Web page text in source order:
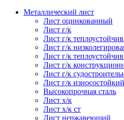
Металлический лист
Лист оцинкованный
Лист г/к
Лист г/к
Лист г/к
Лист г/к
Лист г/к
Лист г/к
Лист г/к износостойкий
Высокопрочная сталь
Лист х/к
Лист х/к ст
Лист нержавеющий